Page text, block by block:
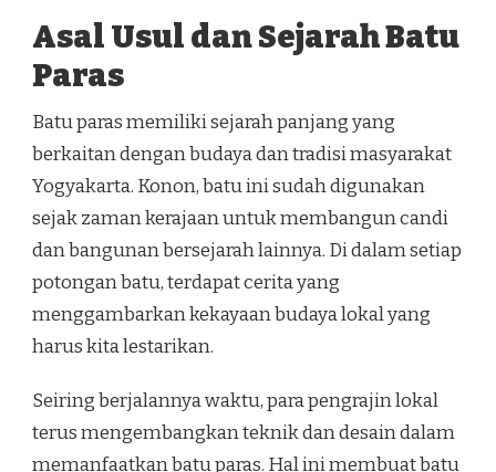
Asal Usul dan Sejarah Batu
Paras
Batu paras memiliki sejarah panjang yang
berkaitan dengan budaya dan tradisi masyarakat
Yogyakarta. Konon, batu ini sudah digunakan
sejak zaman kerajaan untuk membangun candi
dan bangunan bersejarah lainnya. Di dalam setiap
potongan batu, terdapat cerita yang
menggambarkan kekayaan budaya lokal yang
harus kita lestarikan.
Seiring berjalannya waktu, para pengrajin lokal
terus mengembangkan teknik dan desain dalam
memanfaatkan batu paras. Hal ini membuat batu